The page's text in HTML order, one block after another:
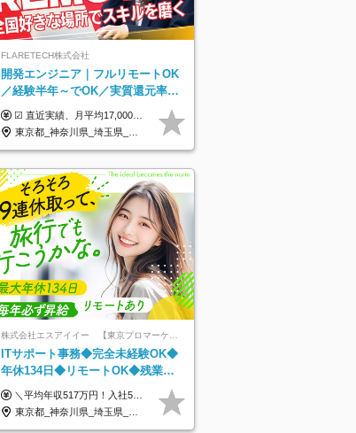
FLARETECH株式会社
開発エンジニア｜フルリモートOK
／経験半年～でOK／実質還元率80
～90%／前給保証／AI系など最先
端案件多数
☑︎ 直近実績、月平均17,000円の昇給 ☑︎ 前職給与100%保証 ☑︎ 実質還元率80～90% ☑︎ 待機時も給与は満額支給 月給35万円～70万円＋交通費など各種手当 ※想定年収：4,200,000円～10,560,000円 ※経験・能力等を考慮の上で決定します。 ※上記金額には、みなし残業手当（50時間分・104,000円～212,000円）を含みます。超過分は別途追加支給します。 ┗残業時間は月平均10時間、多い時でも20時間程度と安定しております ★単価連動型の給与体系ではないため、万が一待機になってもその間の給与は満額支給しています。 ＜1年間の昇給事例をご紹介！＞ ・20代/フロントエンドエンジニア：月給274,000円→月給362,000円（＋88,000円/月） ・20代/iOSエンジニア：月給237,000円→月給287,000円（＋50,000円/月） ・20代/Androidエンジニア：月給316,000円→月給374,000円（＋58,000円/月） ・30代/Javaエンジニア（上流）：月給340,000円→月給418,000円（＋78,000円/月） ・30代/PMO：月給340,000円→月給418,000円（＋78,000円/月）
東京都_神奈川県_埼玉県_千葉県_大阪府_愛知県_北海道_青森県_岩手県_宮城県_秋田県_山形県_福島県_茨城県_栃木県_群馬県_新潟県_山梨県_長野県_富山県_石川県_福井県_静岡県_岐阜県_三重県_兵庫県_京都府_滋賀県_奈良県_和歌山県_広島県_岡山県_鳥取県_島根県_山口県_徳島県_香川県_愛媛県_高知県_福岡県_熊本県_佐賀県_長崎県_大分県_宮崎県_鹿児島県_沖縄県
ITサポート事務◆完全未経験OK◆
年休134日◆リモートOK◆残業月
7h以下◆賞与年3回◆5年目まで必
ず昇給
＼平均年収517万円！入社5年目まで毎年必ず昇給／ ■賞与年3回 ■年収800万円以上も可 ■入社3年以上の平均年収469.2万円 月給23万2000円以上＋賞与年3回＋各種手当 ☆入社5年目まで最大1万5000円の定期昇給を確約 ┃各種手当充実 ・規定の資格を取得すれば、2000円～5万円を毎月支給（2万4000円～60万円／年） ・研修中に取得した取得率95％の資格でも研修後の給料UP ※月給は年齢・経験・能力を考慮して、優遇いたします ※上記月給金額は固定残業代（20時間/3万1300円円以上）を含み、超過分は別途支給いたします ※試用期間（6ヶ月）は月給に変動はありますが、その他待遇に差異はありません ├入社後1ヶ月～3ヶ月間は、月給20万1900円となります └上記金額は固定残業代（10時間／1万6000円）を含み、超過分は別途支給いたします
東京都_神奈川県_埼玉県_千葉県_大阪府_愛知県_北海道_青森県_岩手県_宮城県_秋田県_山形県_福島県_茨城県_栃木県_群馬県_新潟県_山梨県_長野県_富山県_石川県_福井県_静岡県_岐阜県_三重県_兵庫県_京都府_滋賀県_奈良県_和歌山県_広島県_岡山県_鳥取県_島根県_山口県_徳島県_香川県_愛媛県_高知県_福岡県_熊本県_佐賀県_長崎県_大分県_宮崎県_鹿児島県_沖縄県